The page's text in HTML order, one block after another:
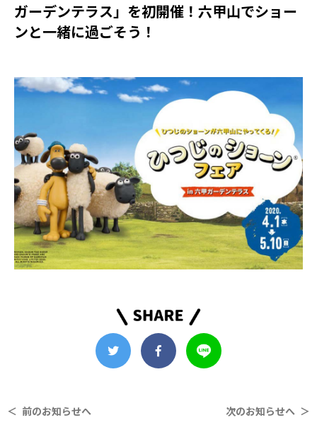
ガーデンテラス」を初開催！六甲山でショー
ンと一緒に過ごそう！
＜ 前のお知らせへ 次のお知らせへ ＞